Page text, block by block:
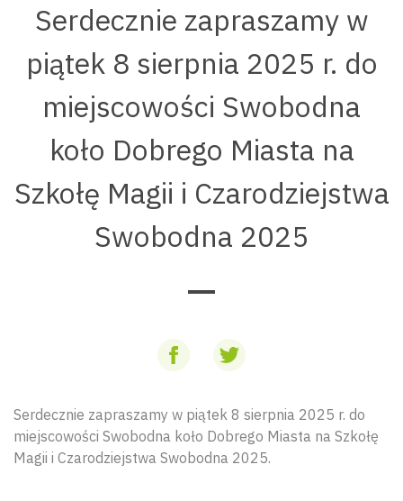
Serdecznie zapraszamy w
piątek 8 sierpnia 2025 r. do
miejscowości Swobodna
koło Dobrego Miasta na
Szkołę Magii i Czarodziejstwa
Swobodna 2025
Serdecznie zapraszamy w piątek 8 sierpnia 2025 r. do
miejscowości Swobodna koło Dobrego Miasta na Szkołę
Magii i Czarodziejstwa Swobodna 2025.